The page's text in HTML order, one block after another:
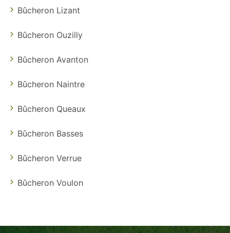
Bûcheron Lizant
Bûcheron Ouzilly
Bûcheron Avanton
Bûcheron Naintre
Bûcheron Queaux
Bûcheron Basses
Bûcheron Verrue
Bûcheron Voulon